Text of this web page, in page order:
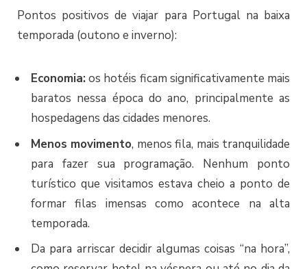
Pontos positivos de viajar para Portugal na baixa
temporada (outono e inverno):
Economia:os hotéis ficam significativamente mais
baratos nessa época do ano, principalmente as
hospedagens das cidades menores.
Menos movimento, menos fila, mais tranquilidade
para fazer sua programação. Nenhum ponto
turístico que visitamos estava cheio a ponto de
formar filas imensas como acontece na alta
temporada.
Da para arriscar decidir algumas coisas “na hora”,